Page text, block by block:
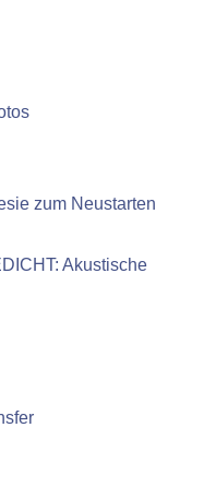
zum Neustarten
Akustische